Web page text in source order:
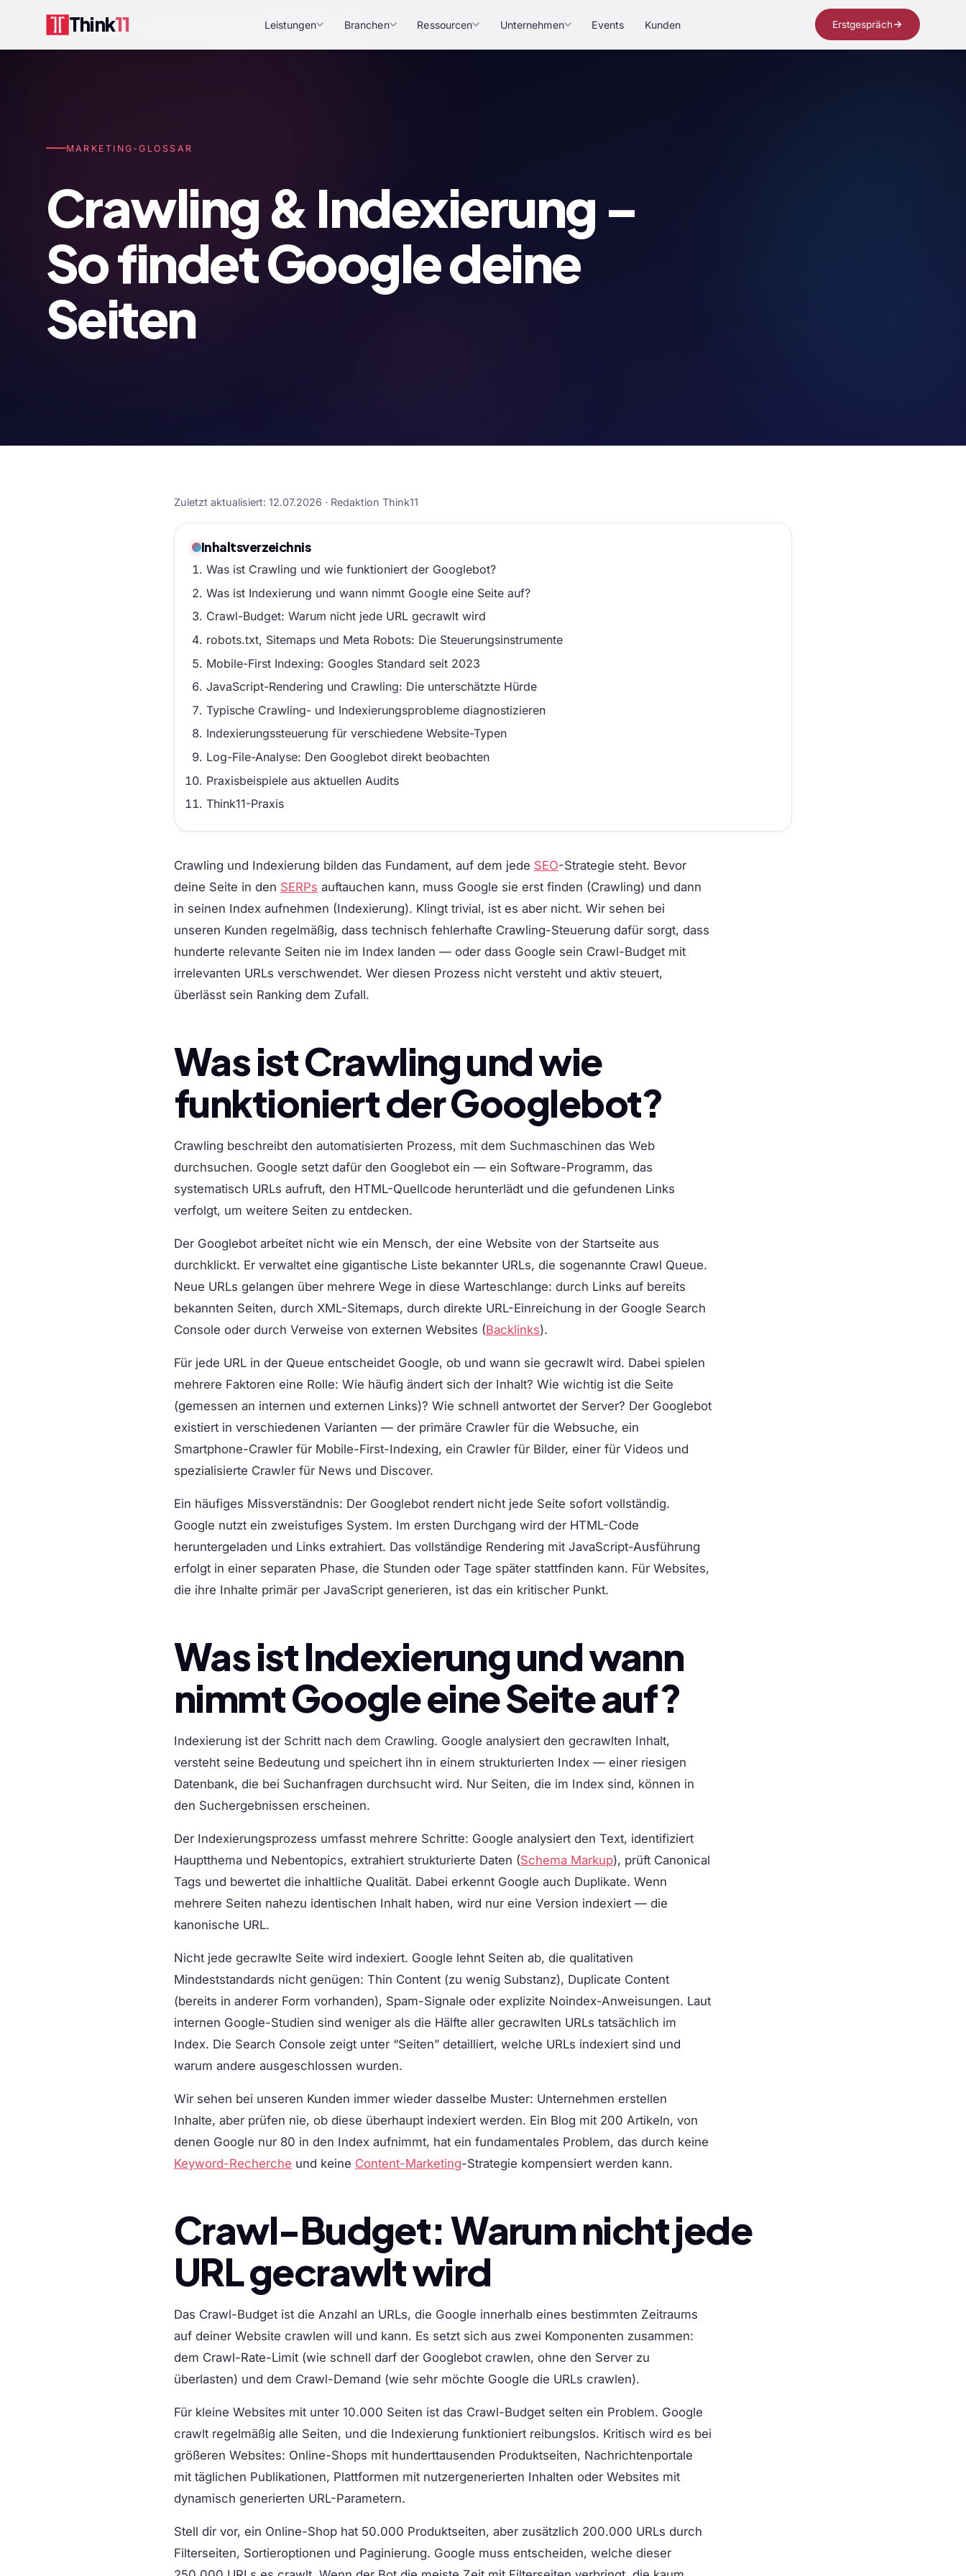
Think11 Leistungen Branchen Ressourcen Unternehmen Events Kunden Erstgespräch
MARKETING-GLOSSAR
Crawling & Indexierung –
So findet Google deine
Seiten
Zuletzt aktualisiert: 12.07.2026 · Redaktion Think11
Inhaltsverzeichnis
Was ist Crawling und wie funktioniert der Googlebot?
Was ist Indexierung und wann nimmt Google eine Seite auf?
Crawl-Budget: Warum nicht jede URL gecrawlt wird
robots.txt, Sitemaps und Meta Robots: Die Steuerungsinstrumente
Mobile-First Indexing: Googles Standard seit 2023
JavaScript-Rendering und Crawling: Die unterschätzte Hürde
Typische Crawling- und Indexierungsprobleme diagnostizieren
Indexierungssteuerung für verschiedene Website-Typen
Log-File-Analyse: Den Googlebot direkt beobachten
Praxisbeispiele aus aktuellen Audits
Think11-Praxis
Crawling und Indexierung bilden das Fundament, auf dem jede SEO-Strategie steht. Bevor
deine Seite in den SERPs auftauchen kann, muss Google sie erst finden (Crawling) und dann
in seinen Index aufnehmen (Indexierung). Klingt trivial, ist es aber nicht. Wir sehen bei
unseren Kunden regelmäßig, dass technisch fehlerhafte Crawling-Steuerung dafür sorgt, dass
hunderte relevante Seiten nie im Index landen — oder dass Google sein Crawl-Budget mit
irrelevanten URLs verschwendet. Wer diesen Prozess nicht versteht und aktiv steuert,
überlässt sein Ranking dem Zufall.
Was ist Crawling und wie
funktioniert der Googlebot?
Crawling beschreibt den automatisierten Prozess, mit dem Suchmaschinen das Web
durchsuchen. Google setzt dafür den Googlebot ein — ein Software-Programm, das
systematisch URLs aufruft, den HTML-Quellcode herunterlädt und die gefundenen Links
verfolgt, um weitere Seiten zu entdecken.
Der Googlebot arbeitet nicht wie ein Mensch, der eine Website von der Startseite aus
durchklickt. Er verwaltet eine gigantische Liste bekannter URLs, die sogenannte Crawl Queue.
Neue URLs gelangen über mehrere Wege in diese Warteschlange: durch Links auf bereits
bekannten Seiten, durch XML-Sitemaps, durch direkte URL-Einreichung in der Google Search
Console oder durch Verweise von externen Websites (Backlinks).
Für jede URL in der Queue entscheidet Google, ob und wann sie gecrawlt wird. Dabei spielen
mehrere Faktoren eine Rolle: Wie häufig ändert sich der Inhalt? Wie wichtig ist die Seite
(gemessen an internen und externen Links)? Wie schnell antwortet der Server? Der Googlebot
existiert in verschiedenen Varianten — der primäre Crawler für die Websuche, ein
Smartphone-Crawler für Mobile-First-Indexing, ein Crawler für Bilder, einer für Videos und
spezialisierte Crawler für News und Discover.
Ein häufiges Missverständnis: Der Googlebot rendert nicht jede Seite sofort vollständig.
Google nutzt ein zweistufiges System. Im ersten Durchgang wird der HTML-Code
heruntergeladen und Links extrahiert. Das vollständige Rendering mit JavaScript-Ausführung
erfolgt in einer separaten Phase, die Stunden oder Tage später stattfinden kann. Für Websites,
die ihre Inhalte primär per JavaScript generieren, ist das ein kritischer Punkt.
Was ist Indexierung und wann
nimmt Google eine Seite auf?
Indexierung ist der Schritt nach dem Crawling. Google analysiert den gecrawlten Inhalt,
versteht seine Bedeutung und speichert ihn in einem strukturierten Index — einer riesigen
Datenbank, die bei Suchanfragen durchsucht wird. Nur Seiten, die im Index sind, können in
den Suchergebnissen erscheinen.
Der Indexierungsprozess umfasst mehrere Schritte: Google analysiert den Text, identifiziert
Hauptthema und Nebentopics, extrahiert strukturierte Daten (Schema Markup), prüft Canonical
Tags und bewertet die inhaltliche Qualität. Dabei erkennt Google auch Duplikate. Wenn
mehrere Seiten nahezu identischen Inhalt haben, wird nur eine Version indexiert — die
kanonische URL.
Nicht jede gecrawlte Seite wird indexiert. Google lehnt Seiten ab, die qualitativen
Mindeststandards nicht genügen: Thin Content (zu wenig Substanz), Duplicate Content
(bereits in anderer Form vorhanden), Spam-Signale oder explizite Noindex-Anweisungen. Laut
internen Google-Studien sind weniger als die Hälfte aller gecrawlten URLs tatsächlich im
Index. Die Search Console zeigt unter “Seiten” detailliert, welche URLs indexiert sind und
warum andere ausgeschlossen wurden.
Wir sehen bei unseren Kunden immer wieder dasselbe Muster: Unternehmen erstellen
Inhalte, aber prüfen nie, ob diese überhaupt indexiert werden. Ein Blog mit 200 Artikeln, von
denen Google nur 80 in den Index aufnimmt, hat ein fundamentales Problem, das durch keine
Keyword-Recherche und keine Content-Marketing-Strategie kompensiert werden kann.
Crawl-Budget: Warum nicht jede
URL gecrawlt wird
Das Crawl-Budget ist die Anzahl an URLs, die Google innerhalb eines bestimmten Zeitraums
auf deiner Website crawlen will und kann. Es setzt sich aus zwei Komponenten zusammen:
dem Crawl-Rate-Limit (wie schnell darf der Googlebot crawlen, ohne den Server zu
überlasten) und dem Crawl-Demand (wie sehr möchte Google die URLs crawlen).
Für kleine Websites mit unter 10.000 Seiten ist das Crawl-Budget selten ein Problem. Google
crawlt regelmäßig alle Seiten, und die Indexierung funktioniert reibungslos. Kritisch wird es bei
größeren Websites: Online-Shops mit hunderttausenden Produktseiten, Nachrichtenportale
mit täglichen Publikationen, Plattformen mit nutzergenerierten Inhalten oder Websites mit
dynamisch generierten URL-Parametern.
Stell dir vor, ein Online-Shop hat 50.000 Produktseiten, aber zusätzlich 200.000 URLs durch
Filterseiten, Sortieroptionen und Paginierung. Google muss entscheiden, welche dieser